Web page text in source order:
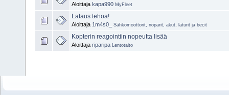
Aloittaja kapa990 MyFleet
Lataus tehoa!
Aloittaja 1m4s0_ Sähkömoottorit, noparit, akut, laturit ja becit
Kopterin reagointiin nopeutta lisää
Aloittaja riparipa Lentotaito